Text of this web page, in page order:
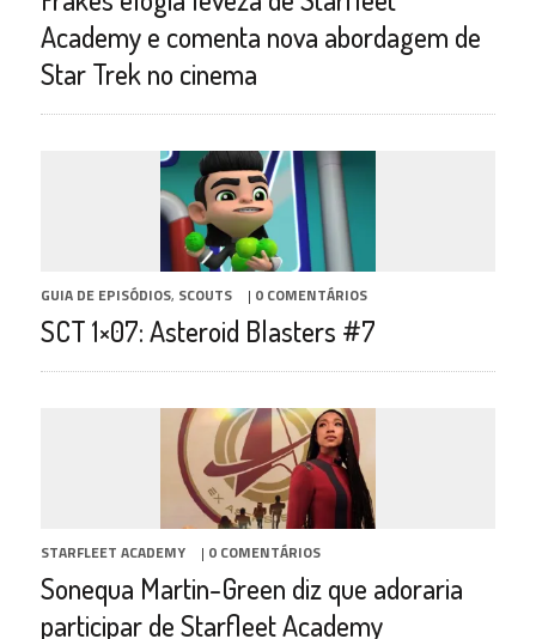
Academy e comenta nova abordagem de
Star Trek no cinema
GUIA DE EPISÓDIOS, SCOUTS | 0 COMENTÁRIOS
SCT 1×07: Asteroid Blasters #7
STARFLEET ACADEMY | 0 COMENTÁRIOS
Sonequa Martin-Green diz que adoraria
participar de Starfleet Academy